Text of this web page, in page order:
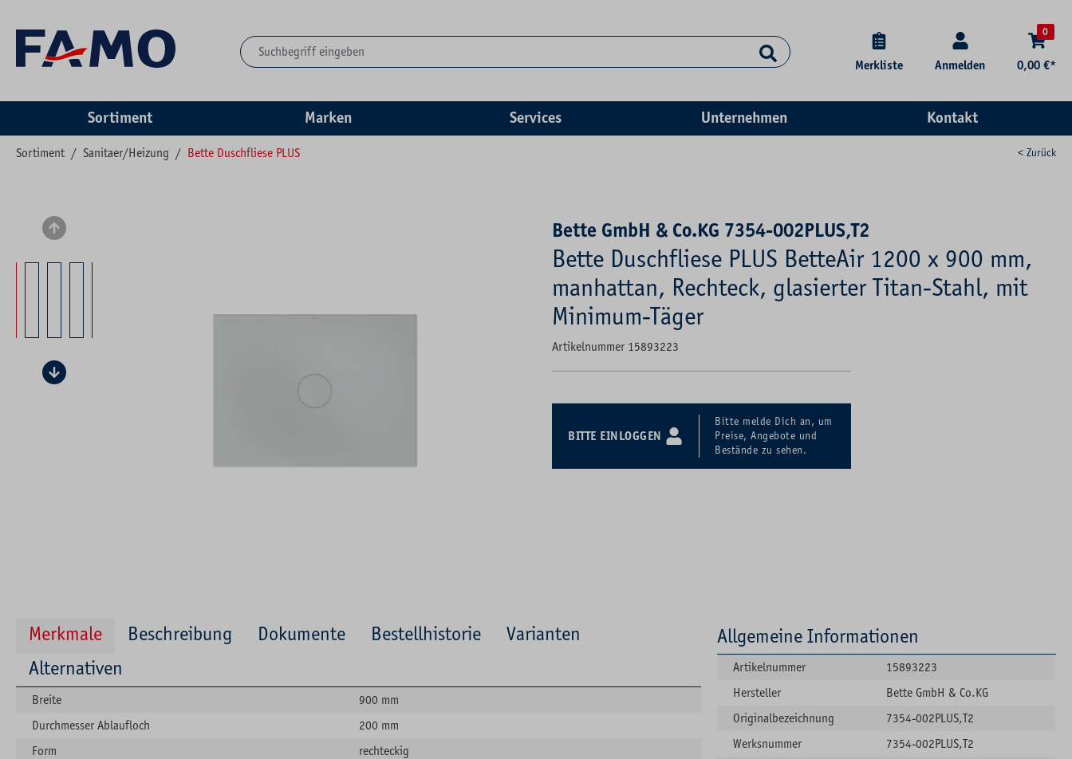
Merkliste Anmelden
0
0,00 €*
Sortiment Marken Services Unternehmen Kontakt
Sortiment / Sanitaer/Heizung / Bette Duschfliese PLUS < Zurück
Bildergalerie überspringen Bette GmbH & Co.KG 7354-002PLUS,T2
Bette Duschfliese PLUS BetteAir 1200 x 900 mm,
manhattan, Rechteck, glasierter Titan-Stahl, mit
Minimum-Täger
Artikelnummer 15893223
BITTE EINLOGGEN
Bitte melde Dich an, um
Preise, Angebote und
Bestände zu sehen.
Merkmale Beschreibung Dokumente Bestellhistorie
Varianten
Alternativen
Breite
900 mm
Durchmesser Ablaufloch
200 mm
Form
rechteckig
Allgemeine Informationen
Artikelnummer
15893223
Hersteller
Bette GmbH & Co.KG
Originalbezeichnung
7354-002PLUS,T2
Werksnummer
7354-002PLUS,T2